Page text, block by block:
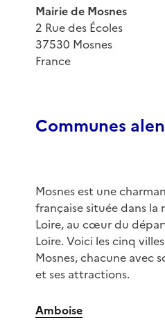
Mairie de Mosnes
2 Rue des Écoles
37530 Mosnes
France
Communes
Mosnes est une
française située dans la
Loire, au cœur du
Loire. Voici les cinq
Mosnes, chacune avec
et ses attractions.
Amboise